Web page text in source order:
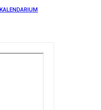
KALENDARIUM